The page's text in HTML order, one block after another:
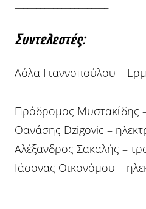
Συντελεστές:
Λόλα Γιαννοπούλου –
Πρόδρομος Μυστακίδης
Θανάσης Dzigovic –
Αλέξανδρος Σακαλής –
Ιάσονας Οικονόμου –